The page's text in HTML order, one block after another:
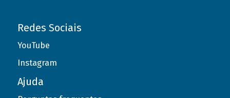
Redes Sociais
YouTube
Instagram
Ajuda